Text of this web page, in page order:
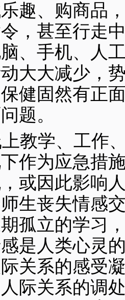
趣、购商品
，甚至行走
、手机、人
大大减少，
健固然有正
题。
学、工作、
作为应急措
或因此影响
生丧失情感
孤立的学习
是人类心灵
关系的感受
际关系的调